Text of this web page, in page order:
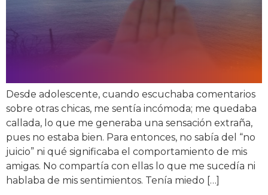
Desde adolescente, cuando escuchaba comentarios
sobre otras chicas, me sentía incómoda; me quedaba
callada, lo que me generaba una sensación extraña,
pues no estaba bien. Para entonces, no sabía del “no
juicio” ni qué significaba el comportamiento de mis
amigas. No compartía con ellas lo que me sucedía ni
hablaba de mis sentimientos. Tenía miedo […]